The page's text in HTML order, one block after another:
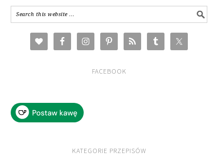
FACEBOOK
KATEGORIE PRZEPISÓW